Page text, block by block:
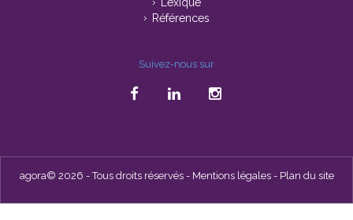
Lexique
Références
Suivez-nous sur
agora© 2026 - Tous droits réservés - Mentions légales- Plan du site